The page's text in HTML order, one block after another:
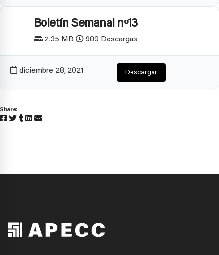
Boletín Semanal nº13
2.35 MB 989 Descargas
diciembre 28, 2021 Descargar
Share: